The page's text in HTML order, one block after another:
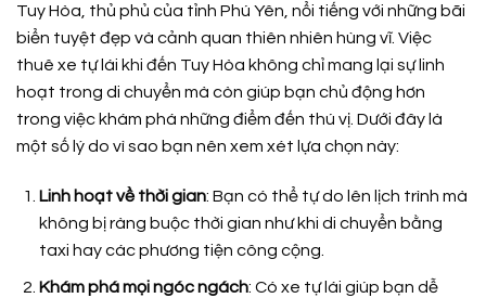
Tuy Hòa, thủ phủ của tỉnh Phú Yên, nổi tiếng với những bãi
biển tuyệt đẹp và cảnh quan thiên nhiên hùng vĩ. Việc
thuê xe tự lái khi đến Tuy Hòa không chỉ mang lại sự linh
hoạt trong di chuyển mà còn giúp bạn chủ động hơn
trong việc khám phá những điểm đến thú vị. Dưới đây là
một số lý do vì sao bạn nên xem xét lựa chọn này:
Linh hoạt về thời gian: Bạn có thể tự do lên lịch trình mà
không bị ràng buộc thời gian như khi di chuyển bằng
taxi hay các phương tiện công cộng.
Khám phá mọi ngóc ngách: Có xe tự lái giúp bạn dễ